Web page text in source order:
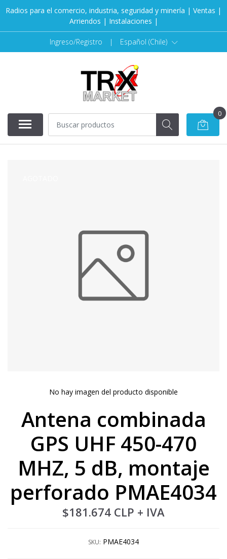
Radios para el comercio, industria, seguridad y minería | Ventas |
Arriendos | Instalaciones |
Ingreso/Registro | Español (Chile)
0
No hay imagen del producto disponible
Antena combinada
GPS UHF 450-470
MHZ, 5 dB, montaje
perforado PMAE4034
$181.674 CLP + IVA
SKU: PMAE4034